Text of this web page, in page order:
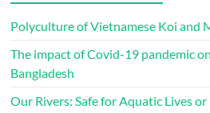
Polyculture of Vietnamese Koi and
The impact of Covid-19 pandemic
Bangladesh
Our Rivers: Safe for Aquatic Lives or